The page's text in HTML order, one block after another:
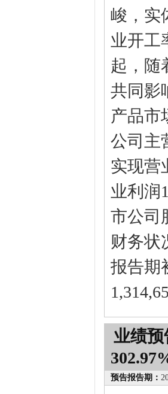
峻，实
业开工
起，随
共同影
产品市
公司主
实现营
业利润
市公司
财务状
报告期
业绩预
预告报告期：